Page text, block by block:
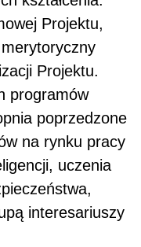
Projektu,
Projektu.
programów
poprzedzone
na rynku pracy
uczenia
interesariuszy